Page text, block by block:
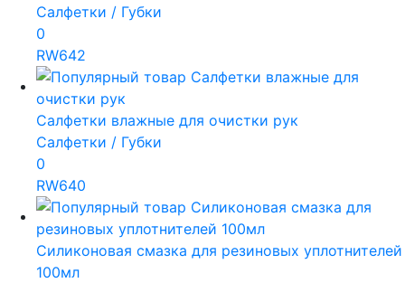
Салфетки / Губки
0
RW642
Салфетки влажные для очистки рук
Салфетки / Губки
0
RW640
Силиконовая смазка для резиновых уплотнителей
100мл